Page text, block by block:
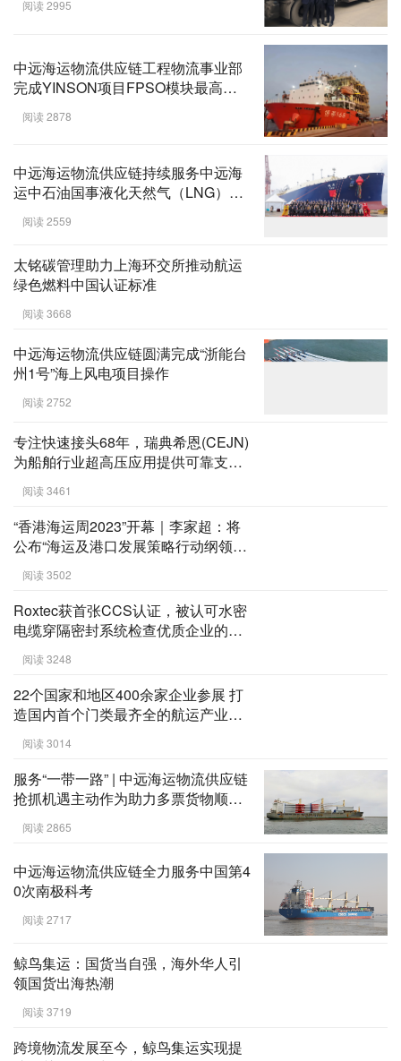
天然气管道项目
阅读 2995
完成YINSON项目FPSO模块最高最
重件货物运输
中远海运物流供应链持续服务中远海
运中石油国事液化天然气（LNG）运
输项目
阅读 2559
太铭碳管理助力上海环交所推动航运
绿色燃料中国认证标准
阅读 3668
中远海运物流供应链圆满完成“浙能台
州1号”海上风电项目操作
阅读 2752
专注快速接头68年，瑞典希恩(CEJN)
为船舶行业超高压应用提供可靠支
持！
阅读 3461
“香港海运周2023”开幕｜李家超：将
公布“海运及港口发展策略行动纲领”
重点发展高增值航运服务
阅读 3502
Roxtec获首张CCS认证，被认可水密
电缆穿隔密封系统检查优质企业的地
位
阅读 3248
22个国家和地区400余家企业参展 打
造国内首个门类最齐全的航运产业综
合性展会
阅读 3014
服务“一带一路” | 中远海运物流供应链
抢抓机遇主动作为助力多票货物顺利
出运非洲
阅读 2865
中远海运物流供应链全力服务中国第4
0次南极科考
阅读 2717
鲸鸟集运：国货当自强，海外华人引